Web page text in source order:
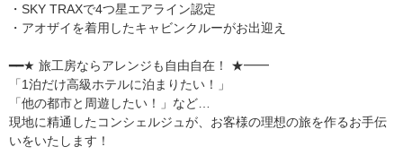
・SKY TRAXで4つ星エアライン認定
・アオザイを着用したキャビンクルーがお出迎え
━━★ 旅工房ならアレンジも自由自在！ ★━━
「1泊だけ高級ホテルに泊まりたい！」
「他の都市と周遊したい！」など…
現地に精通したコンシェルジュが、お客様の理想の旅を作るお手伝
いをいたします！